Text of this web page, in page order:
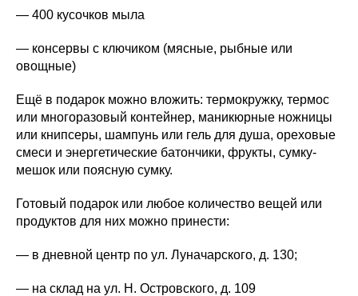
— 400 кусочков мыла
— консервы с ключиком (мясные, рыбные или
овощные)
Ещё в подарок можно вложить: термокружку, термос
или многоразовый контейнер, маникюрные ножницы
или книпсеры, шампунь или гель для душа, ореховые
смеси и энергетические батончики, фрукты, сумку-
мешок или поясную сумку.
Готовый подарок или любое количество вещей или
продуктов для них можно принести:
— в дневной центр по ул. Луначарского, д. 130;
— на склад на ул. Н. Островского, д. 109